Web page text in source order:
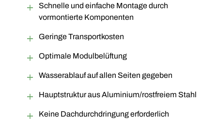
Schnelle und einfache Montage durch
vormontierte Komponenten
Geringe Transportkosten
Optimale Modulbelüftung
Wasserablauf auf allen Seiten gegeben
Hauptstruktur aus Aluminium/rostfreiem Stahl
Keine Dachdurchdringung erforderlich